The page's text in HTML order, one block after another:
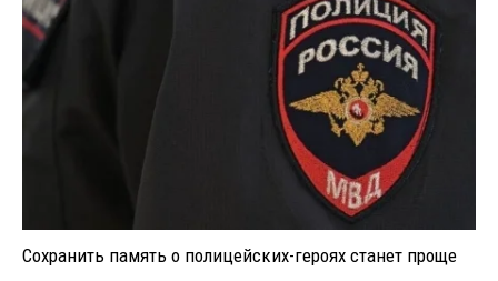
Сохранить память о полицейских-героях станет проще